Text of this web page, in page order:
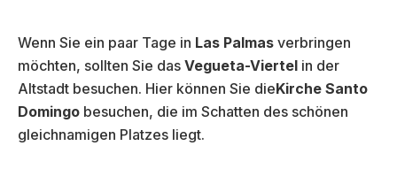
Wenn Sie ein paar Tage in Las Palmas verbringen
möchten, sollten Sie das Vegueta-Viertel in der
Altstadt besuchen. Hier können Sie dieKirche Santo
Domingo besuchen, die im Schatten des schönen
gleichnamigen Platzes liegt.